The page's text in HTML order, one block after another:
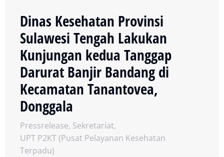
Dinas Kesehatan Provinsi
Sulawesi Tengah Lakukan
Kunjungan kedua Tanggap
Darurat Banjir Bandang di
Kecamatan Tanantovea,
Donggala
Pressrelease, Sekretariat,
UPT P2KT (Pusat Pelayanan Kesehatan
Terpadu)